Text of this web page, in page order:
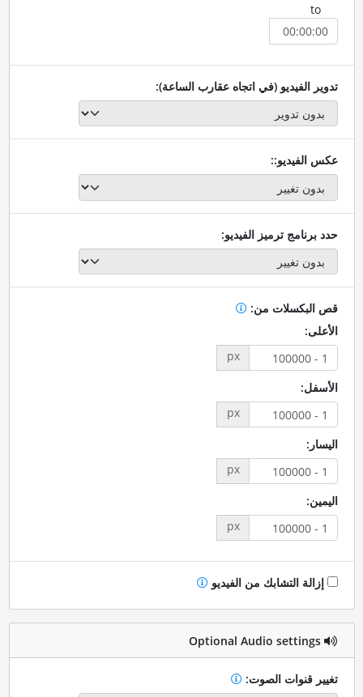
to
تدوير الفيديو (في اتجاه عقارب الساعة):
عكس الفيديو::
حدد برنامج ترميز الفيديو:
قص البكسلات من:
الأعلى:
px
الأسفل:
px
اليسار:
px
اليمين:
px
إزالة التشابك من الفيديو
Optional Audio settings
تغيير قنوات الصوت: